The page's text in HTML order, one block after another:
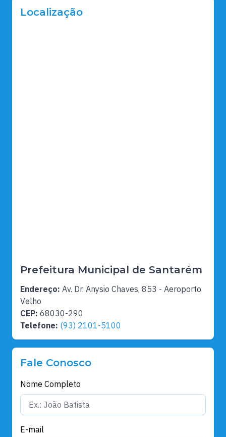
Localização
Prefeitura Municipal de Santarém
Endereço: Av. Dr. Anysio Chaves, 853 - Aeroporto
Velho
CEP: 68030-290
Telefone: (93) 2101-5100
Fale Conosco
Nome Completo
E-mail